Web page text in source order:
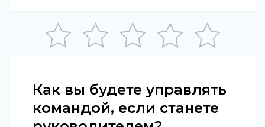
Как вы будете управлять
командой, если станете